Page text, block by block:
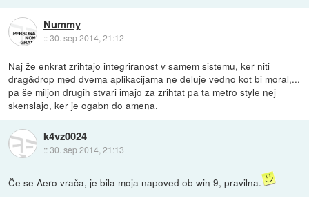
Nummy
::30. sep 2014, 21:12
Naj že enkrat zrihtajo integriranost v samem sistemu, ker niti
drag&drop med dvema aplikacijama ne deluje vedno kot bi moral,...
pa še miljon drugih stvari imajo za zrihtat pa ta metro style nej
skenslajo, ker je ogabn do amena.
k4vz0024
::30. sep 2014, 21:13
Če se Aero vrača, je bila moja napoved ob win 9, pravilna.